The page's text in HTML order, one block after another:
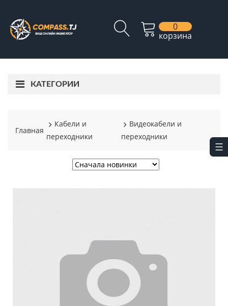
0
корзина
КАТЕГОРИИ
Главная
Кабели и
переходники
Видеокабели и
переходники